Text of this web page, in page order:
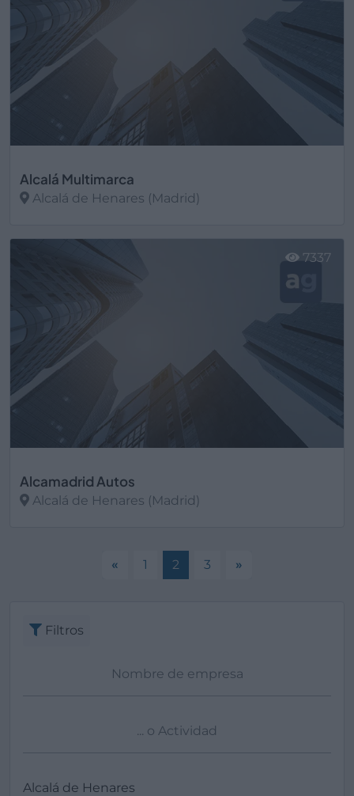
Alcalá Multimarca
Alcalá de Henares (Madrid)
Alcamadrid Autos
Alcalá de Henares (Madrid)
7337
« 1 2 3 »
Filtros